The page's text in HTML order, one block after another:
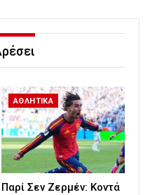
ΑΘΛΗΤΙΚΑ
Παρί Σεν Ζερμέν: Κοντά